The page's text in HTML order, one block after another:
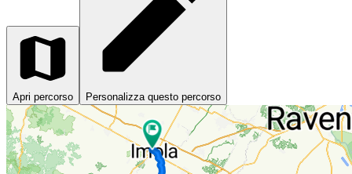
Apri percorso Personalizza questo percorso